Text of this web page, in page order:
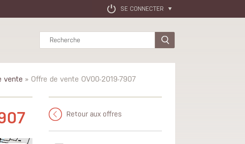
SE CONNECTER
Rechercher
vente » Offre de vente OV00-2019-7907
Retour aux offres